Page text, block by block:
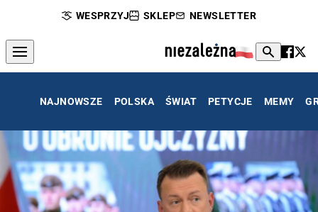
WESPRZYJ SKLEP NEWSLETTER
NAJNOWSZE POLSKA ŚWIAT PETYCJE MEMY